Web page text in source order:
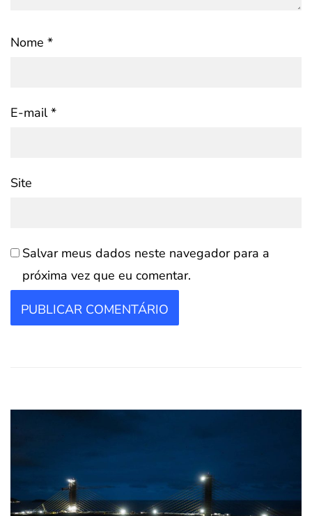
Nome *
E-mail*
Site
Salvar meus dados neste navegador para a
próxima vez que eu comentar.